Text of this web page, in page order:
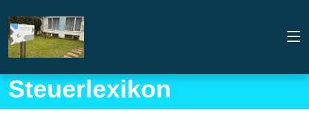
Steuerlexikon